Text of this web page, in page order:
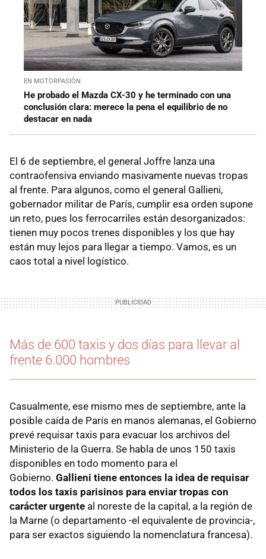
EN MOTORPASIÓN
He probado el Mazda CX-30 y he terminado con una
conclusión clara: merece la pena el equilibrio de no
destacar en nada
El 6 de septiembre, el general Joffre lanza una
contraofensiva enviando masivamente nuevas tropas
al frente. Para algunos, como el general Gallieni,
gobernador militar de París, cumplir esa orden supone
un reto, pues los ferrocarriles están desorganizados:
tienen muy pocos trenes disponibles y los que hay
están muy lejos para llegar a tiempo. Vamos, es un
caos total a nivel logístico.
Más de 600 taxis y dos días para llevar al
frente 6.000 hombres
Casualmente, ese mismo mes de septiembre, ante la
posible caída de París en manos alemanas, el Gobierno
prevé requisar taxis para evacuar los archivos del
Ministerio de la Guerra. Se habla de unos 150 taxis
disponibles en todo momento para el
Gobierno. Gallieni tiene entonces la idea de requisar
todos los taxis parisinos para enviar tropas con
carácter urgente al noreste de la capital, a la región de
la Marne (o departamento -el equivalente de provincia-,
para ser exactos siguiendo la nomenclatura francesa).